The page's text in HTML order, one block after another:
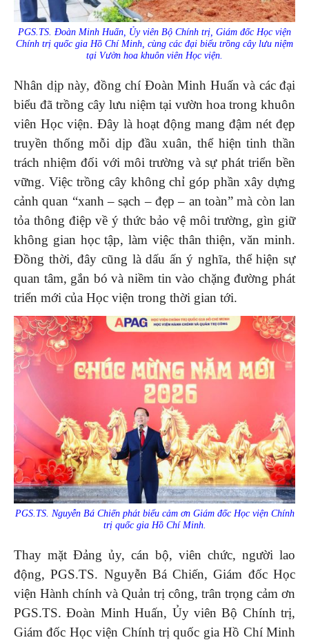
PGS.TS. Đoàn Minh Huấn, Ủy viên Bộ Chính trị, Giám đốc Học viện
Chính trị quốc gia Hồ Chí Minh, cùng các đại biểu trồng cây lưu niệm
tại Vườn hoa khuôn viên Học viện.
Nhân dịp này, đồng chí Đoàn Minh Huấn và các đại
biểu đã trồng cây lưu niệm tại vườn hoa trong khuôn
viên Học viện. Đây là hoạt động mang đậm nét đẹp
truyền thống mỗi dịp đầu xuân, thể hiện tinh thần
trách nhiệm đối với môi trường và sự phát triển bền
vững. Việc trồng cây không chỉ góp phần xây dựng
cảnh quan “xanh – sạch – đẹp – an toàn” mà còn lan
tỏa thông điệp về ý thức bảo vệ môi trường, gìn giữ
không gian học tập, làm việc thân thiện, văn minh.
Đồng thời, đây cũng là dấu ấn ý nghĩa, thể hiện sự
quan tâm, gắn bó và niềm tin vào chặng đường phát
triển mới của Học viện trong thời gian tới.
PGS.TS. Nguyễn Bá Chiến phát biểu cảm ơn Giám đốc Học viện Chính
trị quốc gia Hồ Chí Minh.
Thay mặt Đảng ủy, cán bộ, viên chức, người lao
động, PGS.TS. Nguyễn Bá Chiến, Giám đốc Học
viện Hành chính và Quản trị công, trân trọng cảm ơn
PGS.TS. Đoàn Minh Huấn, Ủy viên Bộ Chính trị,
Giám đốc Học viện Chính trị quốc gia Hồ Chí Minh